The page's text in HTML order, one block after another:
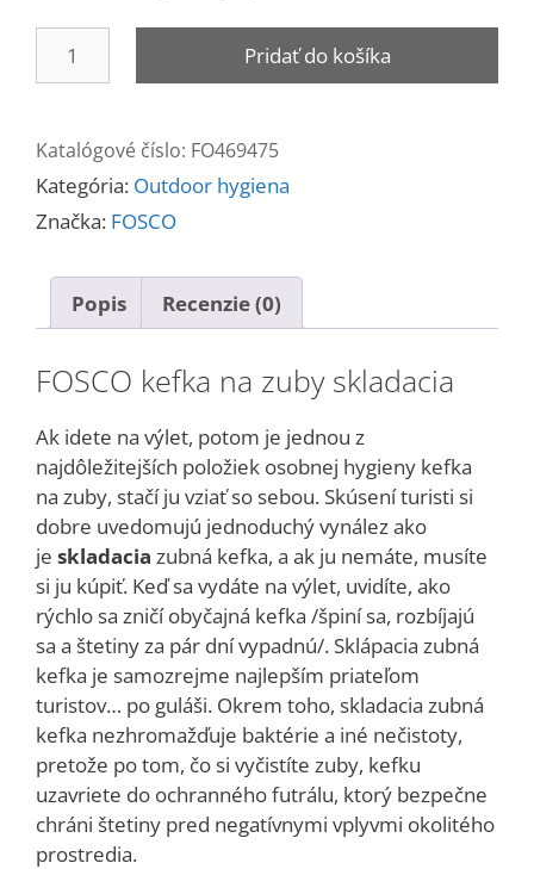
Kefka
skladacia
Pridať do košíka
Katalógové číslo: FO469475
Kategória: Outdoor hygiena
Značka: FOSCO
Popis Recenzie (0)
FOSCO kefka na zuby skladacia
Ak idete na výlet, potom je jednou z
najdôležitejších položiek osobnej hygieny kefka
na zuby, stačí ju vziať so sebou. Skúsení turisti si
dobre uvedomujú jednoduchý vynález ako
je skladacia zubná kefka, a ak ju nemáte, musíte
si ju kúpiť. Keď sa vydáte na výlet, uvidíte, ako
rýchlo sa zničí obyčajná kefka /špiní sa, rozbíjajú
sa a štetiny za pár dní vypadnú/. Sklápacia zubná
kefka je samozrejme najlepším priateľom
turistov… po guláši. Okrem toho, skladacia zubná
kefka nezhromažďuje baktérie a iné nečistoty,
pretože po tom, čo si vyčistíte zuby, kefku
uzavriete do ochranného futrálu, ktorý bezpečne
chráni štetiny pred negatívnymi vplyvmi okolitého
prostredia.